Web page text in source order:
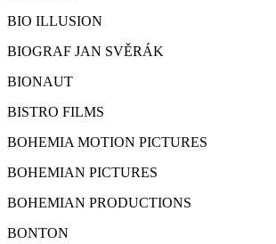
BIO ILLUSION
BIOGRAF JAN SVĚRÁK
BIONAUT
BISTRO FILMS
BOHEMIA MOTION PICTURES
BOHEMIAN PICTURES
BOHEMIAN PRODUCTIONS
BONTON